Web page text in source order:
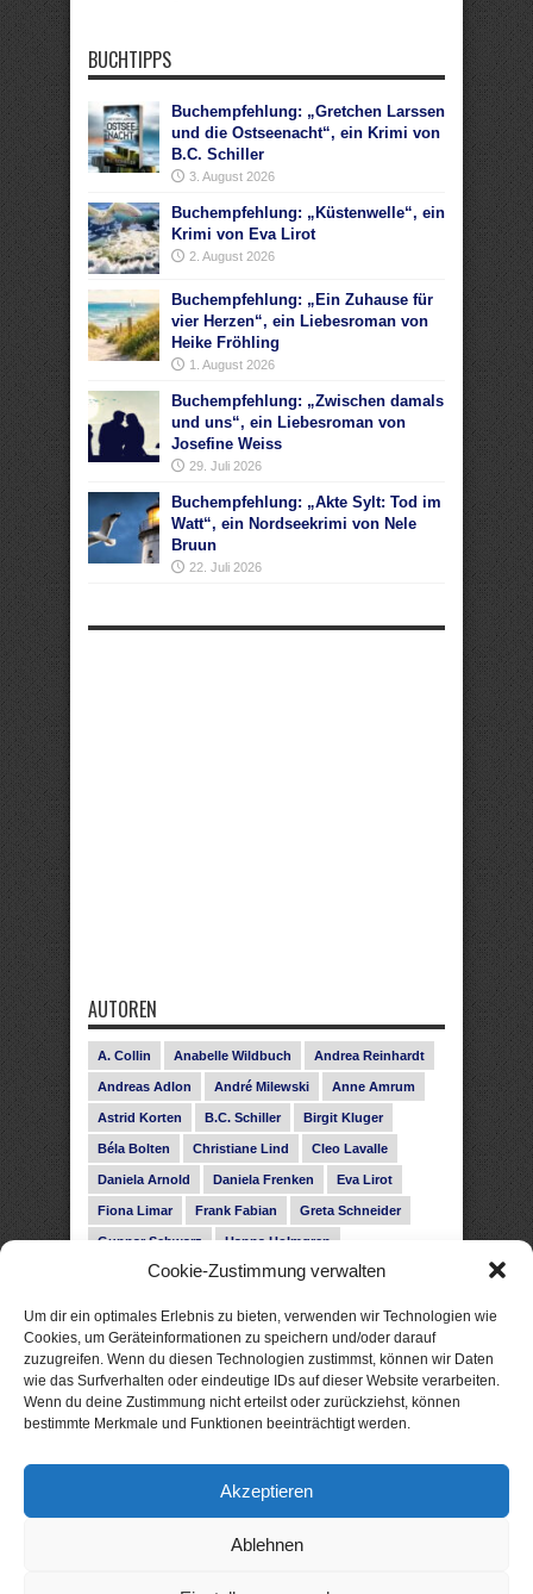
Cookie-Zustimmung verwalten
Um dir ein optimales Erlebnis zu bieten, verwenden wir Technologien wie
Cookies, um Geräteinformationen zu speichern und/oder darauf
zuzugreifen. Wenn du diesen Technologien zustimmst, können wir Daten
wie das Surfverhalten oder eindeutige IDs auf dieser Website verarbeiten.
Wenn du deine Zustimmung nicht erteilst oder zurückziehst, können
bestimmte Merkmale und Funktionen beeinträchtigt werden.
Akzeptieren
Ablehnen
BUCHTIPPS
Buchempfehlung: „Gretchen Larssen
und die Ostseenacht“, ein Krimi von
B.C. Schiller
3. August 2026
Buchempfehlung: „Küstenwelle“, ein
Krimi von Eva Lirot
2. August 2026
Buchempfehlung: „Ein Zuhause für
vier Herzen“, ein Liebesroman von
Heike Fröhling
1. August 2026
Buchempfehlung: „Zwischen damals
und uns“, ein Liebesroman von
Josefine Weiss
29. Juli 2026
Buchempfehlung: „Akte Sylt: Tod im
Watt“, ein Nordseekrimi von Nele
Bruun
22. Juli 2026
AUTOREN
A. Collin Anabelle Wildbuch Andrea Reinhardt
Andreas Adlon André Milewski Anne Amrum
Astrid Korten B.C. Schiller Birgit Kluger
Béla Bolten Christiane Lind Cleo Lavalle
Daniela Arnold Daniela Frenken Eva Lirot
Fiona Limar Frank Fabian Greta Schneider
Gunnar Schwarz Hanna Holmgren
Heike Fröhling Ina Glahe Ivo Pala J. Vellguth
Leonie Haubrich Lilly Labord Livia Pipes
Malin Blunk Marcus Hünnebeck Martin Krist
Melisa Schwermer Nele Bruun Nika Lubitsch
Noah Fitz Nora Amelie René Junge
Subina Giuletti